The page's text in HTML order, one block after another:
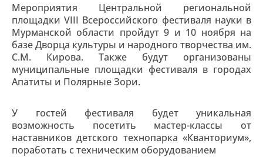
Мероприятия Центральной региональной
площадки VIII Всероссийского фестиваля науки в
Мурманской области пройдут 9 и 10 ноября на
базе Дворца культуры и народного творчества им.
С.М. Кирова. Также будут организованы
муниципальные площадки фестиваля в городах
Апатиты и Полярные Зори.
У гостей фестиваля будет уникальная
возможность посетить мастер-классы от
наставников детского технопарка «Кванториум»,
поработать с техническим оборудованием